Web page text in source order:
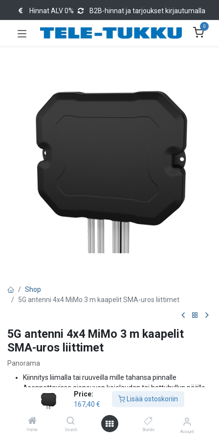
Price:
167,40 €
Lisää ostoskoriin
Home Search Brands Account
Hinnat ALV 0% B2B-hinnat ja tarjoukset kirjautumalla
0
Shop
5G antenni 4x4 MiMo 3 m kaapelit SMA-uros liittimet
5G antenni 4x4 MiMo 3 m kaapelit
SMA-uros liittimet
Panorama
Kiinnitys liimalla tai ruuveilla mille tahansa pinnalle
Asennettavissa ajoneuvon kojelaudan tai hattuhyllyn päälle
tai alle
Soveltuu liikuteltaviin salkkuihin ja muihin liikuteltaviin
kohteisiin, tai ajoneuvoihin piiloasennukseen
4x4 MiMo 617–960/1427–6000 MHz